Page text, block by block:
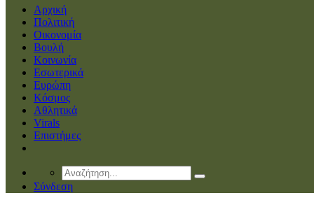
Αρχική
Πολιτική
Οικονομία
Βουλή
Κοινωνία
Εσωτερικά
Ευρώπη
Κόσμος
Αθλητικά
Virals
Επιστήμες
Σύνδεση